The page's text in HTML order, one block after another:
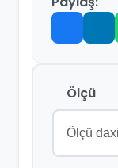
Ölçü